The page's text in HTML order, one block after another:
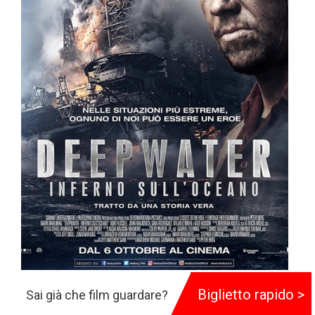
Deepwater - Inferno sull´Oceano
Sai già che film guardare? Biglietto rapido >